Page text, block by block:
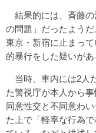
結果的には、斉藤の
の問題」だったよう
東京・新宿に止まっ
的暴行をした疑いがあ
当時、車内には2人
た警視庁が本人から
同意性交と不同意わ
た上で「軽率な行為